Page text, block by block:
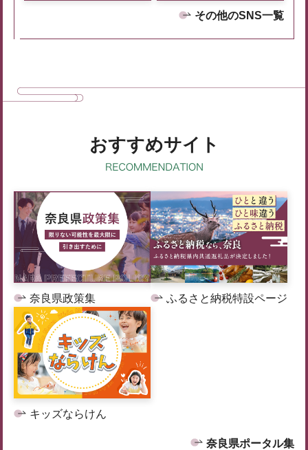
その他のSNS一覧
おすすめサイト
奈良県政策集 ふるさと納税特設ページ
キッズならけん
奈良県ポータル集